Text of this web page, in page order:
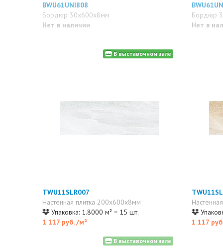
BWU61UNI808
Бордюр 30x600x8мм
Нет в наличии
Бордюр
Нет в
В выставочном зале
TWU11SLR007
Настенная плитка 200x600x8мм
Упаковка: 1.8000 м² = 15 шт.
1 117 руб./м²
1 117
В выставочном зале